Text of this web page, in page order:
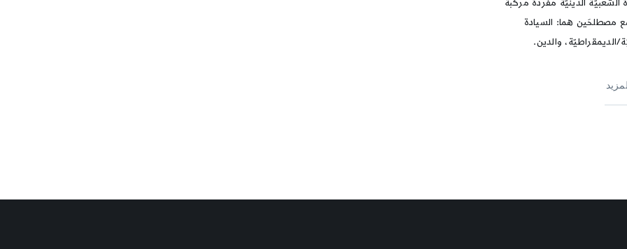
الشعبيّة الدينيّة مفردة مركّبة
مصطلحَين هما: السيادة
الديمقراطيّة، والدين.